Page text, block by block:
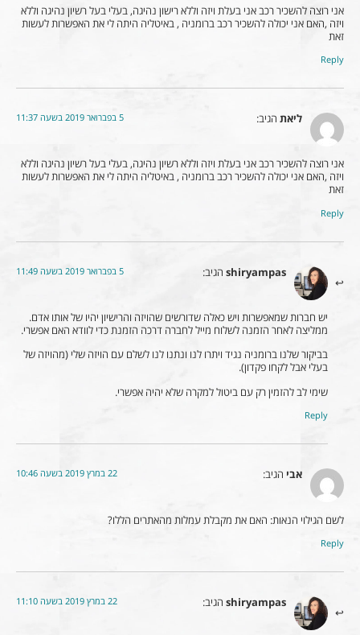
אני רוצה להשכיר רכב אני בעלת ויזה וללא רישון נהיגה, בעלי בעל רשיון נהיגה וללא
ויזה ,האם אני יכולה להשכיר רכב ברומניה , באיטליה היתה לי את האפשרות לעשות
זאת
Reply
ליאת הגיב: 5 בפברואר 2019 בשעה 11:37
אני רוצה להשכיר רכב אני בעלת ויזה וללא רשיון נהיגה, בעלי בעל רשיון נהיגה וללא
ויזה ,האם אני יכולה להשכיר רכב ברומניה , באיטליה היתה לי את האפשרות לעשות
זאת
Reply
shiryampas הגיב: 5 בפברואר 2019 בשעה 11:49
יש חברות שמאפשרות ויש כאלה שדורשים שהויזה והרישיון יהיו של אותו אדם.
ממליצה לאחר הזמנה לשלוח מייל לחברה דרכה הזמנת כדי לוודא האם אפשרי.
בביקור שלנו ברומניה נגיד ויתרו לנו ונתנו לנו לשלם עם הויזה שלי (מהויזה של
בעלי אבל לקחו פקדון).
שימי לב להזמין רק עם ביטול למקרה שלא יהיה אפשרי.
Reply
אבי הגיב: 22 במרץ 2019 בשעה 10:46
לשם הגילוי הנאות: האם את מקבלת עמלות מהאתרים הללו?
Reply
shiryampas הגיב: 22 במרץ 2019 בשעה 11:10